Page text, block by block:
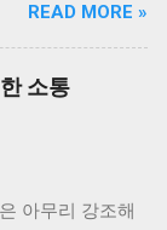
할 정도로 꾸준히
편리한 사용성
고 있습니다 이
서 관리 공유
효율성을 높이
세계 200개 이
READ MORE »
소통
아무리 강조해